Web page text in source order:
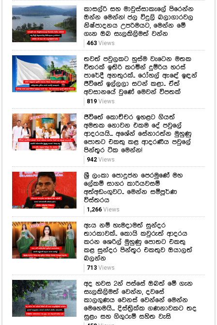
තවත් පවුලකට හුස්ම වැටෙන මතක
විතරක් ඉතිරි කරමින් දුම්රිය හරස්
පාරේදී අනතුරක්.. රෝහල් ඇඳේ ඉඳන්
ජීවිතේ ඉල්ලලා සටන් කළා.. ඒත්
අවසානයේ වුණේ මෙවන් විපතක්
819Views
ජීවිතේ කොච්චර ඉහළට ගියත්
අමතක නොවන එකම දේ පවුලේ
ආදරයයි... අශේන් සේනාරත්න මුහුණු
පොතට එකතු කළ ආදරණීය පවුලේ
පින්තූර ටික මෙන්න!
942 Views
ශ්‍රී ලංකා පොදුජන පෙරමුණේ මහ
ලේකම් සාගර කාරියවසම්
අත්අඩංගුවට.. මෙන්න සම්පූර්ණ
විස්තරය
1,266
ඇය නම් හැමදාමත් සුන්දර
තාරකාවක්.. කොයි කවුරුත් ආදරය
කරන ශෙරිල් මුහුණු පොතට එකතු
කළ සුන්දර පින්තූර එකතුව ඔයාලත්
බලන්න
713Views
අද හවස 2න් පස්සේ ඔබත් මේ ගැන
සැලකිලිමත් වෙන්න, දවසේ
කාලගුණය වෙනස් වෙන්නේ මෙන්න
මෙහෙමයි... දිස්ත්‍රික්ක ගණනාවකට තද
සුළං සහ ගිගුරුම් සහිත වැසි
458Views
හැමෝගෙම ආදරය දිනාගත්ත රෂි
ප්‍රභා මුහුණු පොතට එකතු කරපු
ලස්සනම ලස්සන ඡායාරූප එකතුව
මෙන්න... බලන්නකෝ ඇයගේ මේ
ලස්සන කොහොමද කියලා...